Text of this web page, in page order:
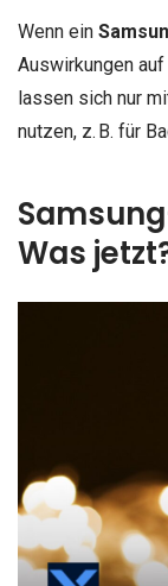
Wenn ein
Auswirkungen
lassen sich nur
nutzen, z. B. für
Was